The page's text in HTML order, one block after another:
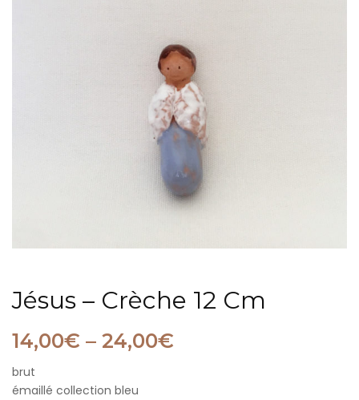
Jésus – Crèche 12 Cm
14,00€ – 24,00€
brut
émaillé collection bleu